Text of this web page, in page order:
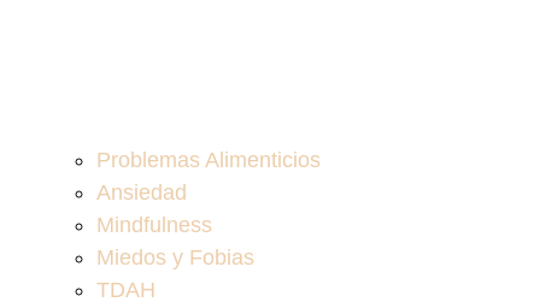
Problemas Alimenticios
Ansiedad
Mindfulness
Miedos y Fobias
TDAH